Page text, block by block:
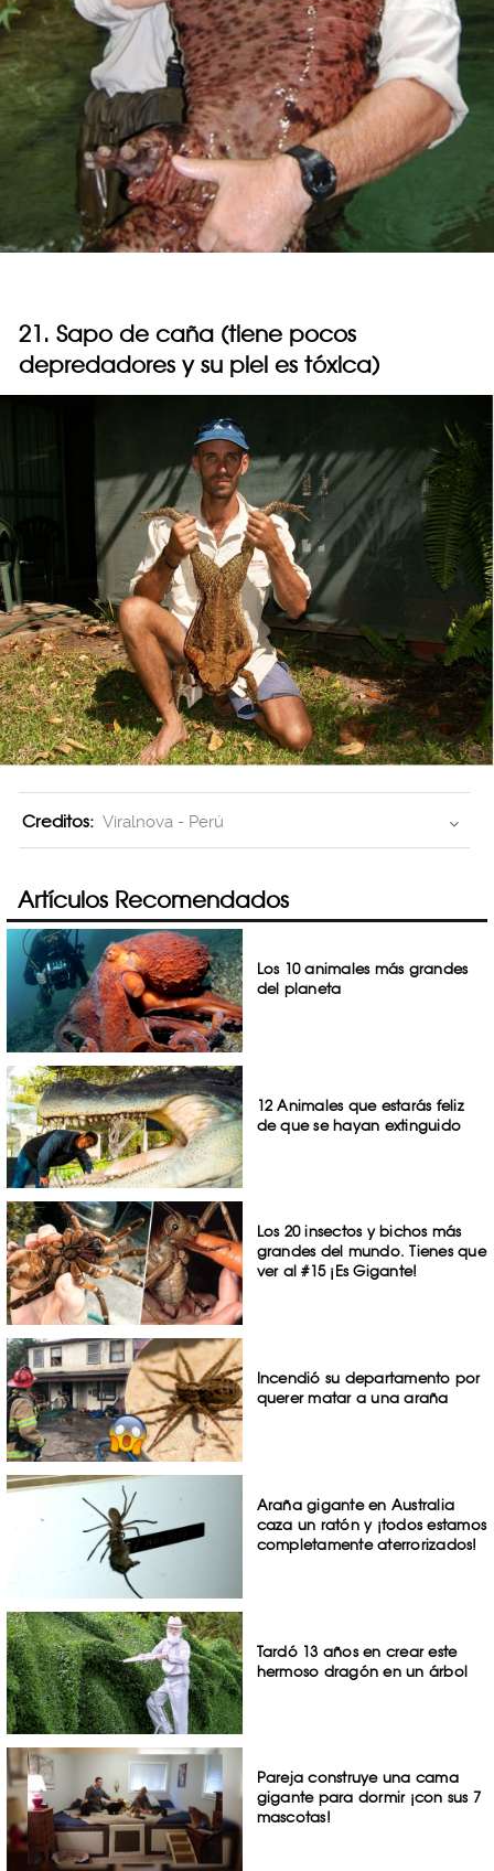
21. Sapo de caña (tiene pocos
depredadores y su piel es tóxica)
Creditos: Viralnova - Perú
Artículos Recomendados
Los 10 animales más grandes
del planeta
12 Animales que estarás feliz
de que se hayan extinguido
Los 20 insectos y bichos más
grandes del mundo. Tienes que
ver al #15 ¡Es Gigante!
Incendió su departamento por
querer matar a una araña
Araña gigante en Australia
caza un ratón y ¡todos estamos
completamente aterrorizados!
Tardó 13 años en crear este
hermoso dragón en un árbol
Pareja construye una cama
gigante para dormir ¡con sus 7
mascotas!